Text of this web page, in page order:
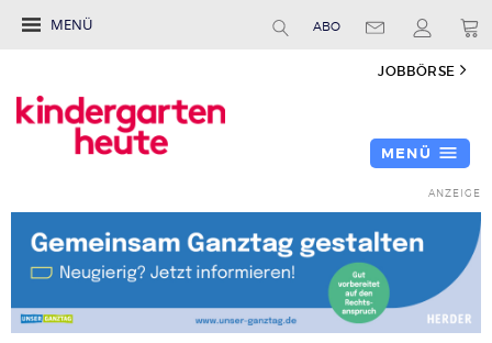
MENÜ
JOBBÖRSE
ABO
MENÜ